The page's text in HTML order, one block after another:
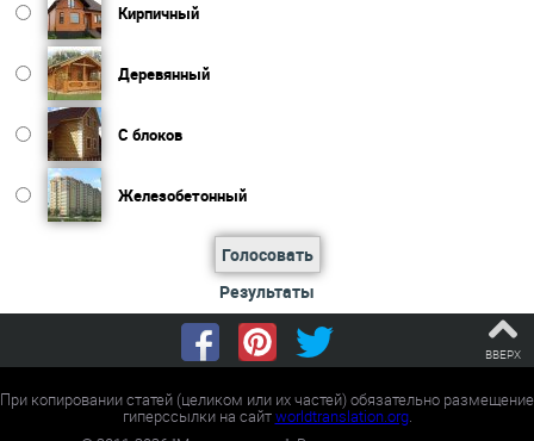
Кирпичный
Деревянный
С блоков
Железобетонный
Голосовать
Результаты
ВВЕРХ
При копировании статей (целиком или их частей) обязательно размещение
гиперссылки на сайтworldtranslation.org.